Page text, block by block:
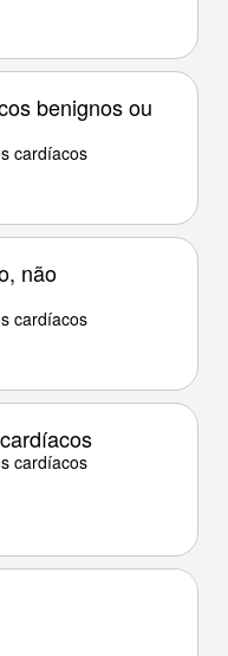
benignos ou
cardíacos
não
cardíacos
cardíacos